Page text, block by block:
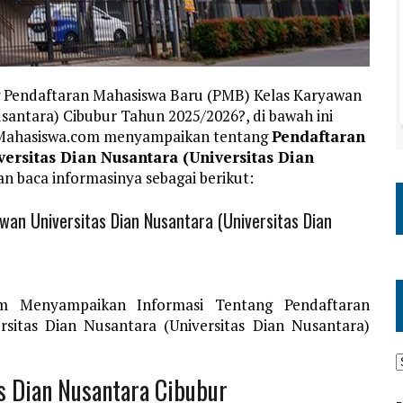
Mahasiswa Baru (PMB) Kelas Karyawan
Cibubur Tahun 2025/2026?, di bawah ini
menyampaikan tentangPendaftaran
Dian Nusantara (Universitas Dian
baca informasinya sebagai berikut:
Universitas Dian Nusantara (Universitas Dian
Menyampaikan Informasi Tentang Pendaftaran
Dian Nusantara (Universitas Dian Nusantara)
Nusantara Cibubur